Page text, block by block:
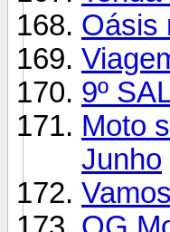
Oásis
9º
Moto
Junho